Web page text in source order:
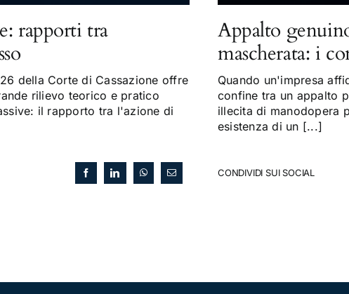
rapporti tra
della Corte di Cassazione offre
rilievo teorico e pratico
il rapporto tra l'azione di
Appalto
mascherata: i
Quando un'impresa
confine tra un appalto
illecita di manodopera
esistenza di un [...]
CONDIVIDI SUI SOCIAL